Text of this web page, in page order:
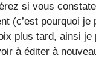
si vous
(c’est pourquoi je
plus tard, ainsi je
à éditer à